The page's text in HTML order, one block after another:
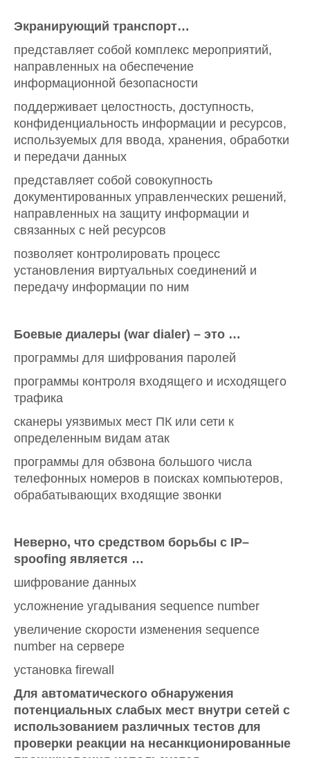
Экранирующий транспорт…
представляет собой комплекс мероприятий,
направленных на обеспечение
информационной безопасности
поддерживает целостность, доступность,
конфиденциальность информации и ресурсов,
используемых для ввода, хранения, обработки
и передачи данных
представляет собой совокупность
документированных управленческих решений,
направленных на защиту информации и
связанных с ней ресурсов
позволяет контролировать процесс
установления виртуальных соединений и
передачу информации по ним
Боевые диалеры (war dialer) – это …
программы для шифрования паролей
программы контроля входящего и исходящего
трафика
сканеры уязвимых мест ПК или сети к
определенным видам атак
программы для обзвона большого числа
телефонных номеров в поисках компьютеров,
обрабатывающих входящие звонки
Неверно, что средством борьбы с IP–
spoofing является …
шифрование данных
усложнение угадывания sequence number
увеличение скорости изменения sequence
number на сервере
установка firewall
Для автоматического обнаружения
потенциальных слабых мест внутри сетей с
использованием различных тестов для
проверки реакции на несанкционированные